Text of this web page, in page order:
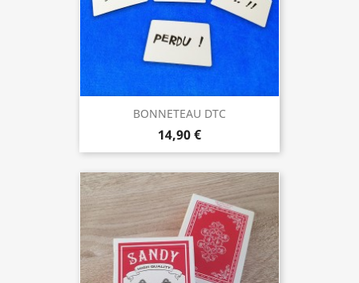
BONNETEAU DTC
14,90 €